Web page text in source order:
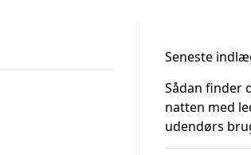
Seneste
Sådan finder
natten med
udendørs